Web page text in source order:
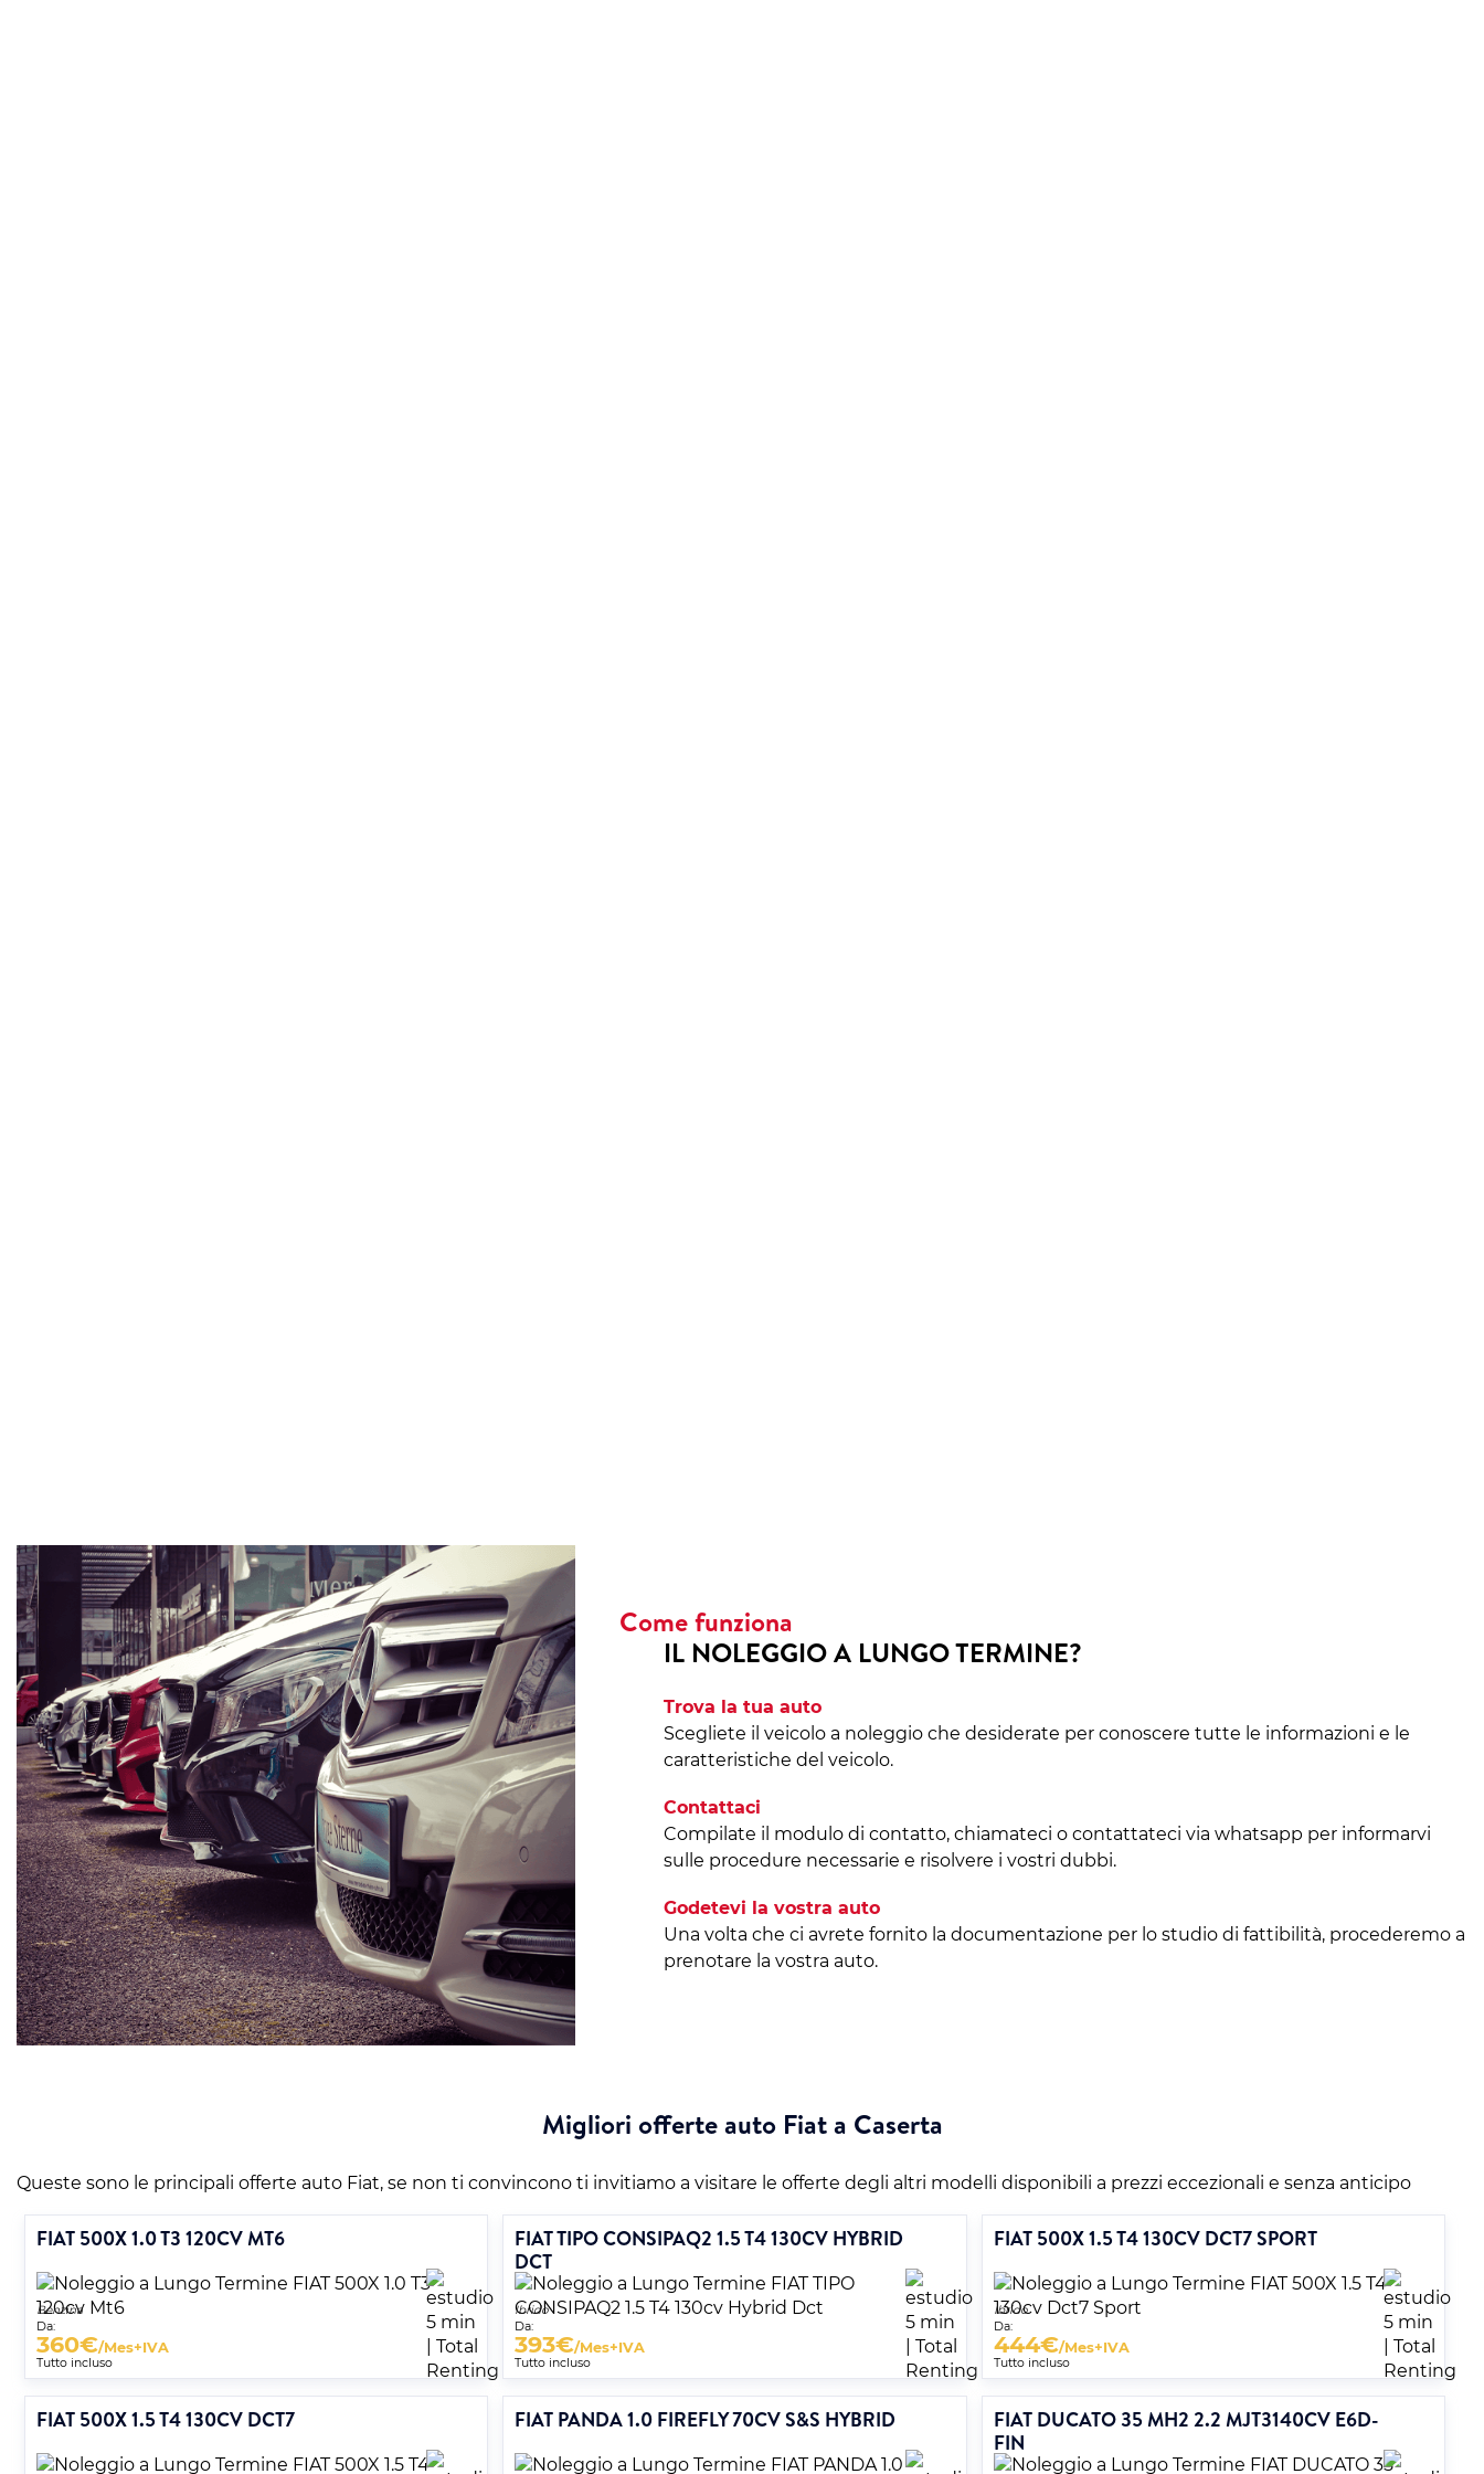
Come funziona
IL NOLEGGIO A LUNGO TERMINE?
Trova la tua auto
Scegliete il veicolo a noleggio che desiderate per conoscere tutte le informazioni e le
caratteristiche del veicolo.
Contattaci
Compilate il modulo di contatto, chiamateci o contattateci via whatsapp per informarvi
sulle procedure necessarie e risolvere i vostri dubbi.
Godetevi la vostra auto
Una volta che ci avrete fornito la documentazione per lo studio di fattibilità, procederemo a
prenotare la vostra auto.
Migliori offerte auto Fiat a Caserta
Queste sono le principali offerte auto Fiat, se non ti convincono ti invitiamo a visitare le offerte degli altri modelli disponibili a prezzi eccezionali e senza anticipo
FIAT 500X 1.0 T3 120CV MT6
Benzina
Da:
360€/Mes+IVA
Tutto incluso
FIAT TIPO CONSIPAQ2 1.5 T4 130CV HYBRID
DCT
Ibrido
Da:
393€/Mes+IVA
Tutto incluso
FIAT 500X 1.5 T4 130CV DCT7 SPORT
Ibrido
Da:
444€/Mes+IVA
Tutto incluso
FIAT 500X 1.5 T4 130CV DCT7 FIAT PANDA 1.0 FIREFLY 70CV S&S HYBRID
FIAT DUCATO 35 MH2 2.2 MJT3140CV E6D-
FIN